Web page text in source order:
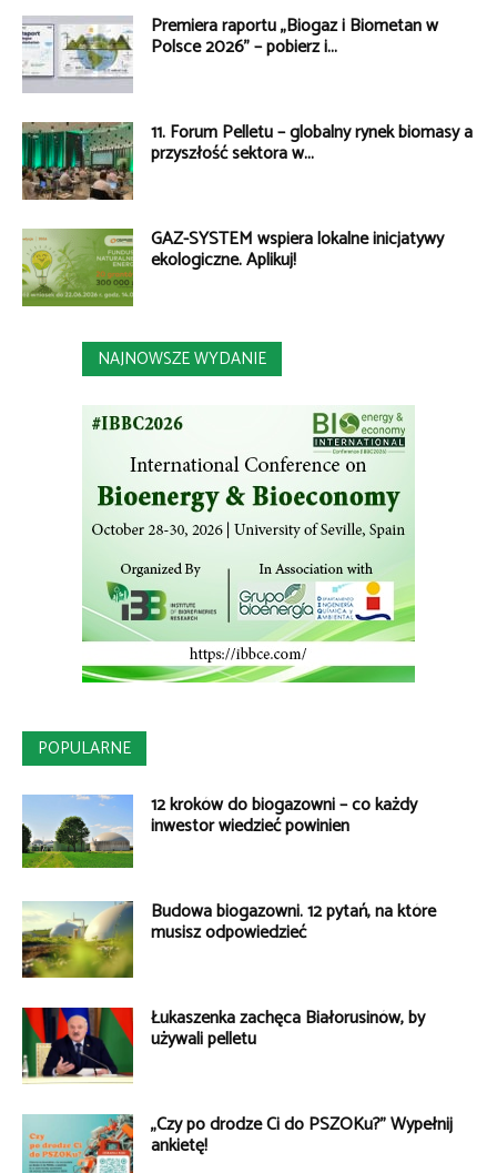
Premiera raportu „Biogaz i Biometan w
Polsce 2026” – pobierz i...
11. Forum Pelletu – globalny rynek biomasy a
przyszłość sektora w...
GAZ-SYSTEM wspiera lokalne inicjatywy
ekologiczne. Aplikuj!
NAJNOWSZE WYDANIE
POPULARNE
12 kroków do biogazowni – co każdy
inwestor wiedzieć powinien
Budowa biogazowni. 12 pytań, na które
musisz odpowiedzieć
Łukaszenka zachęca Białorusinów, by
używali pelletu
„Czy po drodze Ci do PSZOKu?” Wypełnij
ankietę!